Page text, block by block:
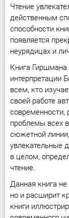
Чтение
действенным
способности
появляется
неурядицах и
Книга Гиршмана
интерпретации
всем, кто
своей работе
современности,
проблемы всех
сюжетной
увлекательные
в целом,
чтение.
Данная книга не
но и расширит
книги